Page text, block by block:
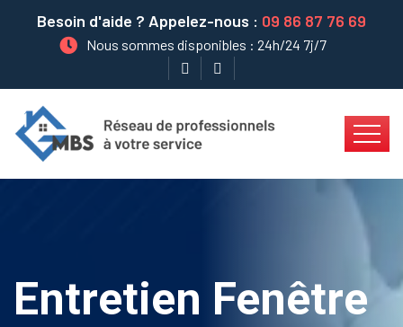
Besoin d'aide ? Appelez-nous : 09 86 87 76 69
Nous sommes disponibles : 24h/24 7j/7
Entretien Fenêtre